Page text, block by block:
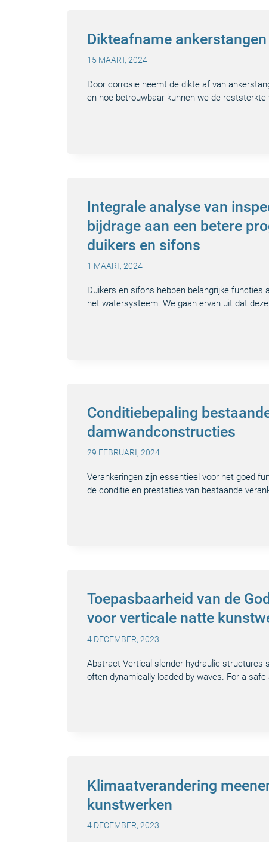
Dikteafname ankerstangen
15 MAART, 2024
Door corrosie neemt de dikte af van
en hoe betrouwbaar kunnen we de reststerkte
Integrale analyse van
bijdrage aan een betere
duikers en sifons
1 MAART, 2024
Duikers en sifons hebben belangrijke
het watersysteem. We gaan ervan uit dat
Conditiebepaling
damwandconstructies
29 FEBRUARI, 2024
Verankeringen zijn essentieel voor het goed
de conditie en prestaties van bestaande
Toepasbaarheid van de
voor verticale natte
4 DECEMBER, 2023
Abstract Vertical slender hydraulic structures
often dynamically loaded by waves. For a safe
Klimaatverandering
kunstwerken
4 DECEMBER, 2023